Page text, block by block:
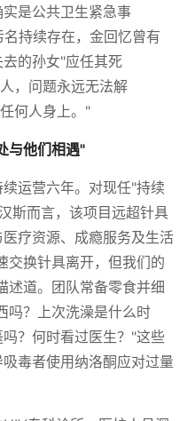
是公共卫生紧急事
持续存在，金回忆曾有
的孙女"应任其死
，问题永远无法解
何人身上。"
与他们相遇"
运营六年。对现任"持续
斯而言，该项目远超针具
疗资源、成瘾服务及生活
交换针具离开，但我们的
述道。团队常备零食并细
吗？上次洗澡是什么时
？何时看过医生？"这些
毒者使用纳洛酮应对过量